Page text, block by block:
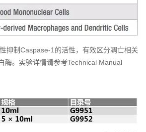
抑制Caspase-1的活性，有效区分凋亡相关
酶。实验详情请参考Technical Manual